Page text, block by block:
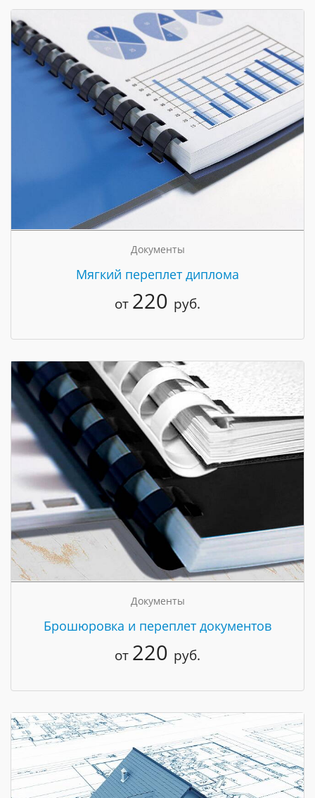
Документы
Мягкий переплет диплома
от 220 руб.
Документы
Брошюровка и переплет документов
от 220 руб.